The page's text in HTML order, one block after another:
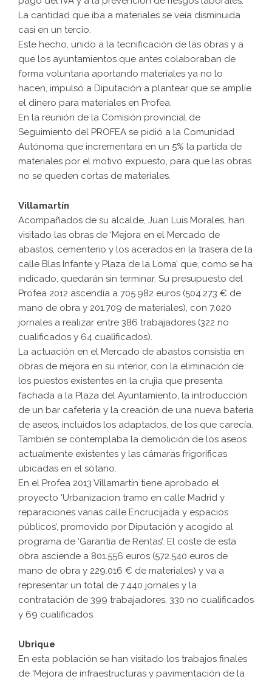
La cantidad que iba a materiales se veía disminuida
casi en un tercio.
Este hecho, unido a la tecnificación de las obras y a
que los ayuntamientos que antes colaboraban de
forma voluntaria aportando materiales ya no lo
hacen, impulsó a Diputación a plantear que se amplíe
el dinero para materiales en Profea.
En la reunión de la Comisión provincial de
Seguimiento del PROFEA se pidió a la Comunidad
Autónoma que incrementara en un 5% la partida de
materiales por el motivo expuesto, para que las obras
no se queden cortas de materiales.
Villamartín
Acompañados de su alcalde, Juan Luis Morales, han
visitado las obras de ‘Mejora en el Mercado de
abastos, cementerio y los acerados en la trasera de la
calle Blas Infante y Plaza de la Loma’ que, como se ha
indicado, quedarán sin terminar. Su presupuesto del
Profea 2012 ascendía a 705.982 euros (504.273 € de
mano de obra y 201.709 de materiales), con 7.020
jornales a realizar entre 386 trabajadores (322 no
cualificados y 64 cualificados).
La actuación en el Mercado de abastos consistía en
obras de mejora en su interior, con la eliminación de
los puestos existentes en la crujía que presenta
fachada a la Plaza del Ayuntamiento, la introducción
de un bar cafetería y la creación de una nueva batería
de aseos, incluidos los adaptados, de los que carecía.
También se contemplaba la demolición de los aseos
actualmente existentes y las cámaras frigoríficas
ubicadas en el sótano.
En el Profea 2013 Villamartín tiene aprobado el
proyecto ‘Urbanizacion tramo en calle Madrid y
reparaciones varias calle Encrucijada y espacios
públicos’, promovido por Diputación y acogido al
programa de ‘Garantía de Rentas’. El coste de esta
obra asciende a 801.556 euros (572.540 euros de
mano de obra y 229.016 € de materiales) y va a
representar un total de 7.440 jornales y la
contratación de 399 trabajadores, 330 no cualificados
y 69 cualificados.
Ubrique
En esta población se han visitado los trabajos finales
de ‘Mejora de infraestructuras y pavimentación de la